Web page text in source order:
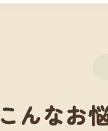
んなお